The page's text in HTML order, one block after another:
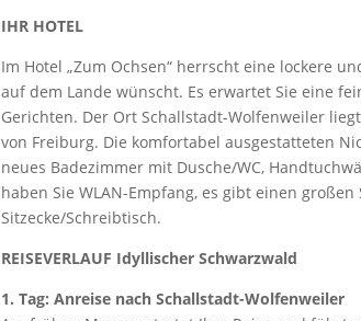
IHR HOTEL
Im Hotel „Zum Ochsen“ herrscht eine lockere
auf dem Lande wünscht. Es erwartet Sie eine
Gerichten. Der Ort Schallstadt-Wolfenweiler
von Freiburg. Die komfortabel ausgestatteten
neues Badezimmer mit Dusche/WC,
haben Sie WLAN-Empfang, es gibt einen
Sitzecke/Schreibtisch.
REISEVERLAUF Idyllischer Schwarzwald
1. Tag: Anreise nach Schallstadt-Wolfenweiler